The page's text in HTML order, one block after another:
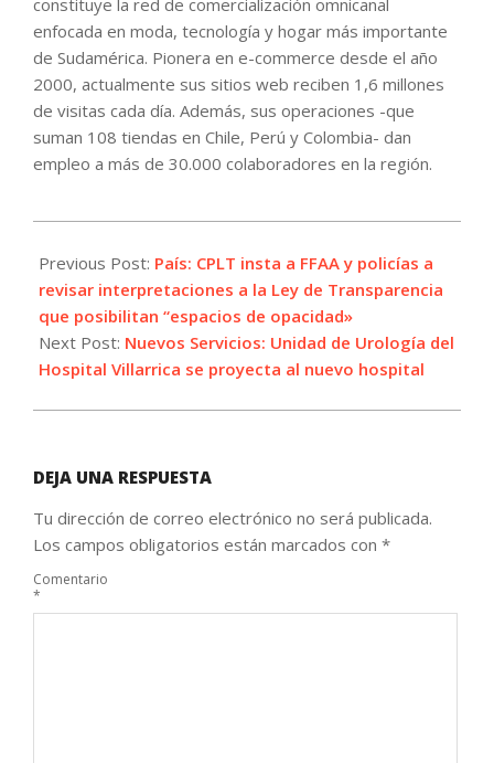
enfocada en moda, tecnología y hogar más importante
de Sudamérica. Pionera en e-commerce desde el año
2000, actualmente sus sitios web reciben 1,6 millones
de visitas cada día. Además, sus operaciones -que
suman 108 tiendas en Chile, Perú y Colombia- dan
empleo a más de 30.000 colaboradores en la región.
02-
14
Previous Post: País: CPLT insta a FFAA y policías a
revisar interpretaciones a la Ley de Transparencia
que posibilitan “espacios de opacidad»
Next Post: Nuevos Servicios: Unidad de Urología del
Hospital Villarrica se proyecta al nuevo hospital
DEJA UNA RESPUESTA
Tu dirección de correo electrónico no será publicada.
Los campos obligatorios están marcados con *
Comentario
*